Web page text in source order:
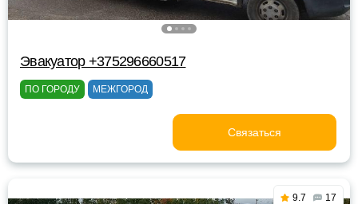
Эвакуатор +375296660517
ПО ГОРОДУ МЕЖГОРОД
Связаться
9.7 17